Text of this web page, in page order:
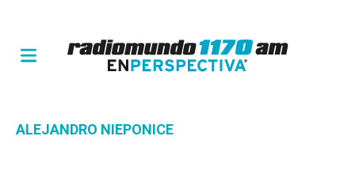
ALEJANDRO NIEPONICE